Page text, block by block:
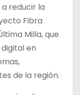
reducir la
Fibra
Milla, que
en
de la región.